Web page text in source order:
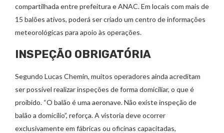
compartilhada entre prefeitura e ANAC. Em locais com mais de
15 balões ativos, poderá ser criado um centro de informações
meteorológicas para apoio às operações.
INSPEÇÃO OBRIGATÓRIA
Segundo Lucas Chemin, muitos operadores ainda acreditam
ser possível realizar inspeções de forma domiciliar, o que é
proibido. “O balão é uma aeronave. Não existe inspeção de
balão a domicílio”, reforça. A vistoria deve ocorrer
exclusivamente em fábricas ou oficinas capacitadas,